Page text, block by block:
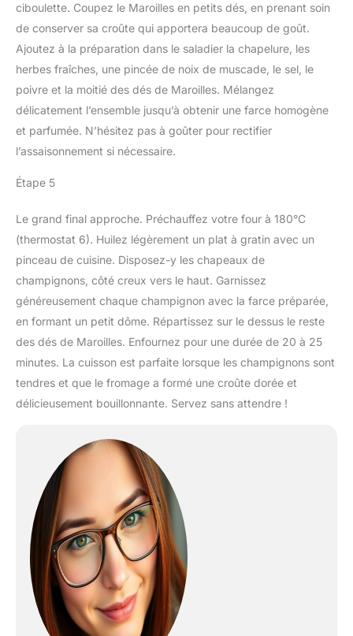
ciboulette. Coupez le Maroilles en petits dés, en prenant soin
de conserver sa croûte qui apportera beaucoup de goût.
Ajoutez à la préparation dans le saladier la chapelure, les
herbes fraîches, une pincée de noix de muscade, le sel, le
poivre et la moitié des dés de Maroilles. Mélangez
délicatement l’ensemble jusqu’à obtenir une farce homogène
et parfumée. N’hésitez pas à goûter pour rectifier
l’assaisonnement si nécessaire.
Étape 5
Le grand final approche. Préchauffez votre four à 180°C
(thermostat 6). Huilez légèrement un plat à gratin avec un
pinceau de cuisine. Disposez-y les chapeaux de
champignons, côté creux vers le haut. Garnissez
généreusement chaque champignon avec la farce préparée,
en formant un petit dôme. Répartissez sur le dessus le reste
des dés de Maroilles. Enfournez pour une durée de 20 à 25
minutes. La cuisson est parfaite lorsque les champignons sont
tendres et que le fromage a formé une croûte dorée et
délicieusement bouillonnante. Servez sans attendre !